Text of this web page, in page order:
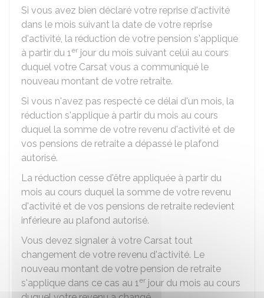
Si vous avez bien déclaré votre reprise d'activité
dans le mois suivant la date de votre reprise
d'activité, la réduction de votre pension s'applique
à partir du 1er jour du mois suivant celui au cours
duquel votre Carsat vous a communiqué le
nouveau montant de votre retraite.
Si vous n'avez pas respecté ce délai d'un mois, la
réduction s'applique à partir du mois au cours
duquel la somme de votre revenu d'activité et de
vos pensions de retraite a dépassé le plafond
autorisé.
La réduction cesse d'être appliquée à partir du
mois au cours duquel la somme de votre revenu
d'activité et de vos pensions de retraite redevient
inférieure au plafond autorisé.
Vous devez signaler à votre Carsat tout
changement de votre revenu d'activité. Le
nouveau montant de votre pension de retraite
s'applique dans ce cas au 1er jour du mois au cours